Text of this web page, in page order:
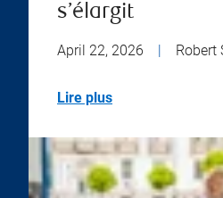
s’élargit
April 22, 2026 | Robert
Lire plus